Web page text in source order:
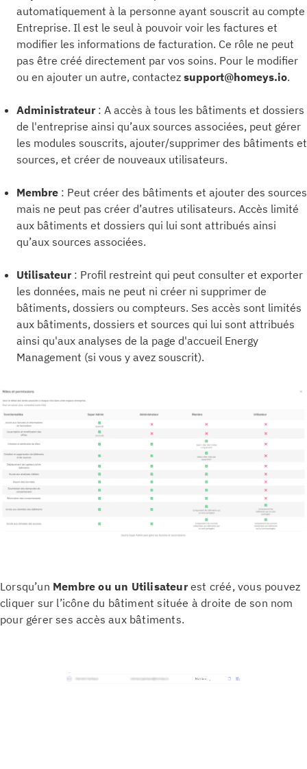
automatiquement à la personne ayant souscrit au compte
Entreprise. Il est le seul à pouvoir voir les factures et
modifier les informations de facturation. Ce rôle ne peut
pas être créé directement par vos soins. Pour le modifier
ou en ajouter un autre, contactez support@homeys.io.
Administrateur : A accès à tous les bâtiments et dossiers
de l'entreprise ainsi qu’aux sources associées, peut gérer
les modules souscrits, ajouter/supprimer des bâtiments et
sources, et créer de nouveaux utilisateurs.
Membre : Peut créer des bâtiments et ajouter des sources
mais ne peut pas créer d’autres utilisateurs. Accès limité
aux bâtiments et dossiers qui lui sont attribués ainsi
qu’aux sources associées.
Utilisateur : Profil restreint qui peut consulter et exporter
les données, mais ne peut ni créer ni supprimer de
bâtiments, dossiers ou compteurs. Ses accès sont limités
aux bâtiments, dossiers et sources qui lui sont attribués
ainsi qu'aux analyses de la page d'accueil Energy
Management (si vous y avez souscrit).
Lorsqu’un Membre ou un Utilisateurest créé, vous pouvez
cliquer sur l’icône du bâtiment située à droite de son nom
pour gérer ses accès aux bâtiments.